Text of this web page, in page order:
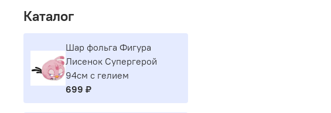
Каталог
Шар фольга Фигура
Лисенок Супергерой
94см с гелием
699 ₽